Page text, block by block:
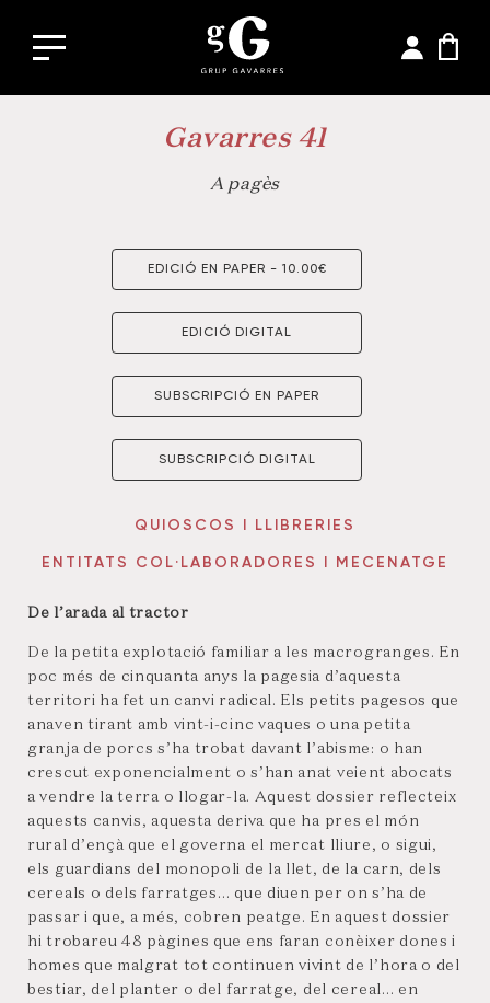
Gavarres 41
A pagès
EDICIÓ EN PAPER - 10.00€
EDICIÓ DIGITAL
SUBSCRIPCIÓ EN PAPER
SUBSCRIPCIÓ DIGITAL
QUIOSCOS I LLIBRERIES
ENTITATS COL·LABORADORES I MECENATGE
De l’arada al tractor
De la petita explotació familiar a les macrogranges. En
poc més de cinquanta anys la pagesia d’aquesta
territori ha fet un canvi radical. Els petits pagesos que
anaven tirant amb vint-i-cinc vaques o una petita
granja de porcs s’ha trobat davant l’abisme: o han
crescut exponencialment o s’han anat veient abocats
a vendre la terra o llogar-la. Aquest dossier reflecteix
aquests canvis, aquesta deriva que ha pres el món
rural d’ençà que el governa el mercat lliure, o sigui,
els guardians del monopoli de la llet, de la carn, dels
cereals o dels farratges… que diuen per on s’ha de
passar i que, a més, cobren peatge. En aquest dossier
hi trobareu 48 pàgines que ens faran conèixer dones i
homes que malgrat tot continuen vivint de l’hora o del
bestiar, del planter o del farratge, del cereal… en